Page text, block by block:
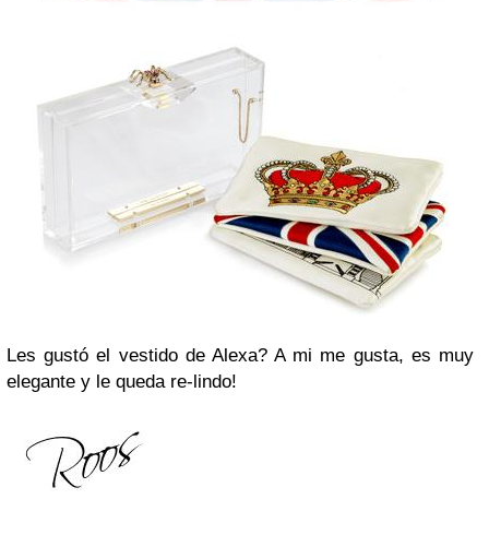
Les gustó el vestido de Alexa? A mi me gusta, es muy
elegante y le queda re-lindo!